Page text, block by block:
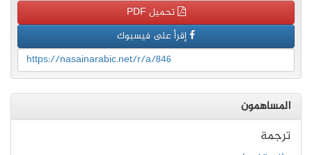
تحميل PDF
إقرأ على فيسبوك
https://nasainarabic.net/r/a/846
المساهمون
ترجمة